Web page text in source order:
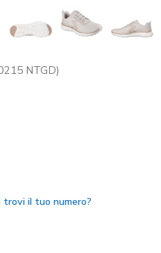
NTGD)
trovi il tuo numero?